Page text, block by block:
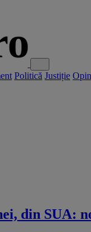
Politică Justiție
din SUA: